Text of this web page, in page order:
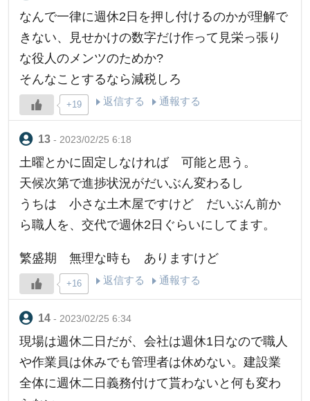
なんで一律に週休2日を押し付けるのかが理解で
きない、見せかけの数字だけ作って見栄っ張り
な役人のメンツのためか?
そんなことするなら減税しろ
+19 返信する 通報する
- 2023/02/25 6:18
土曜とかに固定しなければ 可能と思う。
天候次第で進捗状況がだいぶん変わるし
うちは 小さな土木屋ですけど だいぶん前か
ら職人を、交代で週休2日ぐらいにしてます。
繁盛期 無理な時も ありますけど
+16 返信する 通報する
- 2023/02/25 6:34
現場は週休二日だが、会社は週休1日なので職人
や作業員は休みでも管理者は休めない。建設業
全体に週休二日義務付けて貰わないと何も変わ